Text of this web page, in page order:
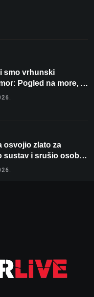
smo vrhunski
Pogled na more, tri
koja osvaja
osvojio zlato za
sustav i srušio osobni
dB!